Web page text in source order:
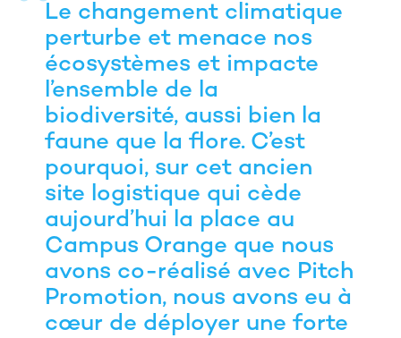
Le changement climatique
perturbe et menace nos
écosystèmes et impacte
l’ensemble de la
biodiversité, aussi bien la
faune que la flore. C’est
pourquoi, sur cet ancien
site logistique qui cède
aujourd’hui la place au
Campus Orange que nous
avons co-réalisé avec Pitch
Promotion, nous avons eu à
cœur de déployer une forte